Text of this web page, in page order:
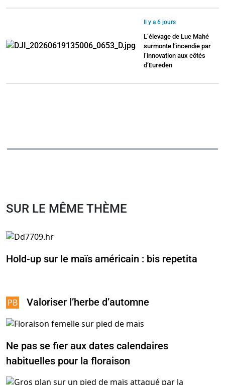
Il y a 6 jours
L’élevage de Luc Mahé
surmonte l’incendie par
l’innovation aux côtés
d’Eureden
SUR LE MÊME THÈME
Hold-up sur le maïs américain : bis repetita
Valoriser l’herbe d’automne
Ne pas se fier aux dates calendaires
habituelles pour la floraison